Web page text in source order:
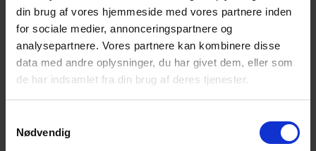
din brug af vores hjemmeside med vores partnere inden
for sociale medier, annonceringspartnere og
analysepartnere. Vores partnere kan kombinere disse
data med andre oplysninger, du har givet dem, eller som
de har indsamlet fra din brug af deres tjenester.
Nødvendig
og hvor det vil være muligt at tale med frivillige fra
Landsforeningen for Efterladte og NEFOS (netværk
for selvmordsramte).
Formålet med aftenen er at give efterladte og andre
plads til at mindes dem, de har mistet ved selvmord.
Nærmere info sognepræst Paul Heden Friis, tlf.
51259794 eller